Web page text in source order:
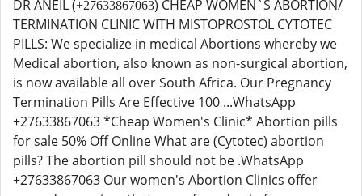
DR ANEIL (+̲2̲7̲6̲3̲3̲8̲6̲7̲0̲6̲3̲) CHEAP WOMEN`S ABORTION/
TERMINATION CLINIC WITH MISTOPROSTOL CYTOTEC
PILLS: We specialize in medical Abortions whereby we
Medical abortion, also known as non-surgical abortion,
is now available all over South Africa. Our Pregnancy
Termination Pills Are Effective 100 ...WhatsApp
+27633867063 *Cheap Women's Clinic* Abortion pills
for sale 50% Off Online What are (Cytotec) abortion
pills? The abortion pill should not be .WhatsApp
+27633867063 Our women's Abortion Clinics offer